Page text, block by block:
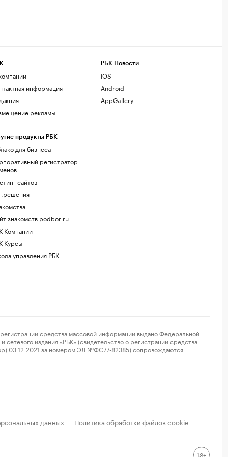
информация
рекламы
продукты РБК
для бизнеса
регистратор
сайтов
знакомств podbor.ru
Компании
Курсы
управления РБК
РБК Новости
iOS
Android
AppGallery
средства массовой информации выдано Федеральной
издания «РБК» (свидетельство о регистрации средства
03.12.2021 за номером ЭЛ №ФС77-82385) сопровождаются
данных · Политика обработки файлов cookie
18+